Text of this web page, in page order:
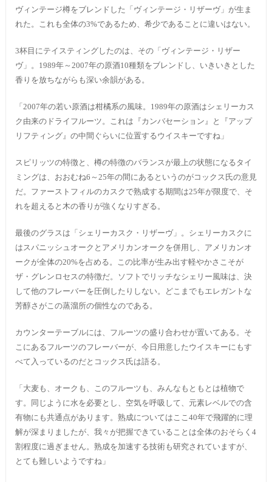
ヴィンテージ樽をブレンドした「ヴィンテージ・リザーヴ」が生ま
れた。これも全体の3%であるため、希少であることに違いはない。
3杯目にテイスティングしたのは、その「ヴィンテージ・リザー
ヴ」。1989年～2007年の原酒10種類をブレンドし、いきいきとした
香りを放ちながらも深い余韻がある。
「2007年の若い原酒は柑橘系の風味。1989年の原酒はシェリーカス
ク由来のドライフルーツ。これは『カンバセーション』と『アップ
リフティング』の中間ぐらいに位置するウイスキーですね」
スピリッツの特徴と、樽の特徴のバランスが最上の状態になるタイ
ミングは、おおむね6～25年の間にあるというのがコックス氏の意見
だ。ファーストフィルのカスクで熟成する期間は25年が限度で、そ
れを超えると木の香りが強くなりすぎる。
最後のグラスは「シェリーカスク・リザーヴ」。シェリーカスクに
はスパニッシュオークとアメリカンオークを併用し、アメリカンオ
ークが全体の20%を占める。この比率が生み出す軽やかさこそが
ザ・グレンロセスの特徴だ。ソフトでリッチなシェリー風味は、決
して他のフレーバーを圧倒したりしない。どこまでもエレガントな
芳醇さがこの蒸溜所の個性なのである。
カウンターテーブルには、フルーツの盛り合わせが置いてある。そ
こにあるフルーツのフレーバーが、今日用意したウイスキーにもす
べて入っているのだとコックス氏は語る。
「大麦も、オークも、このフルーツも、みんなもともとは植物で
す。同じように水を必要とし、空気を呼吸して、元素レベルでの含
有物にも共通点があります。熟成についてはここ40年で飛躍的に理
解が深まりましたが、我々が把握できていることは全体のおそらく4
割程度に過ぎません。熟成を加速する技術も研究されていますが、
とても難しいようですね」